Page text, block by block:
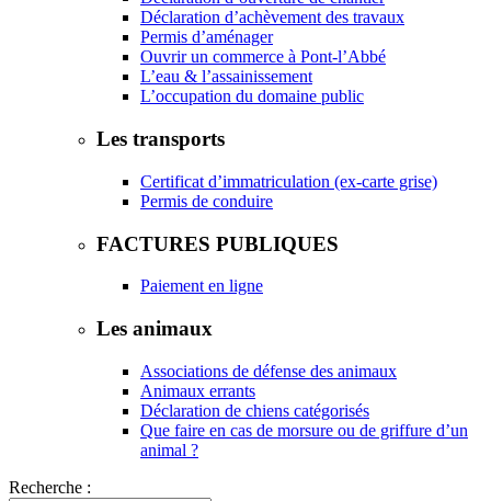
Déclaration d’achèvement des travaux
Permis d’aménager
Ouvrir un commerce à Pont-l’Abbé
L’eau & l’assainissement
L’occupation du domaine public
Les transports
Certificat d’immatriculation (ex-carte grise)
Permis de conduire
FACTURES PUBLIQUES
Paiement en ligne
Les animaux
Associations de défense des animaux
Animaux errants
Déclaration de chiens catégorisés
Que faire en cas de morsure ou de griffure d’un
animal ?
Recherche :